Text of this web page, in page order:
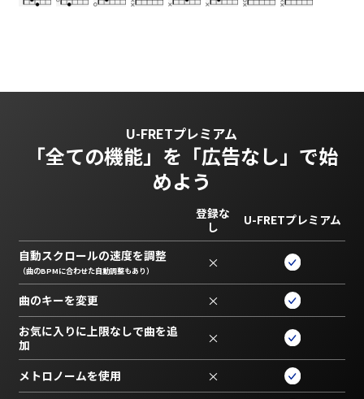
U-FRETプレミアム
「全ての機能」を 「広告なし」で始
めよう
登録な
し
U-FRETプレミアム
自動スクロールの速度を調整
（曲のBPMに合わせた自動調整もあり） ×
曲のキーを変更 ×
お気に入りに上限なしで曲を追
加
×
メトロノームを使用 ×